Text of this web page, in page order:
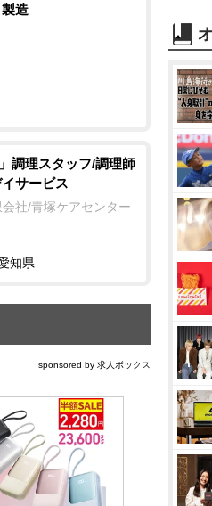
造
調理スタッフ/調理師
サービス
社/青塚ケアセンター
知県
sponsored by 求人ボックス